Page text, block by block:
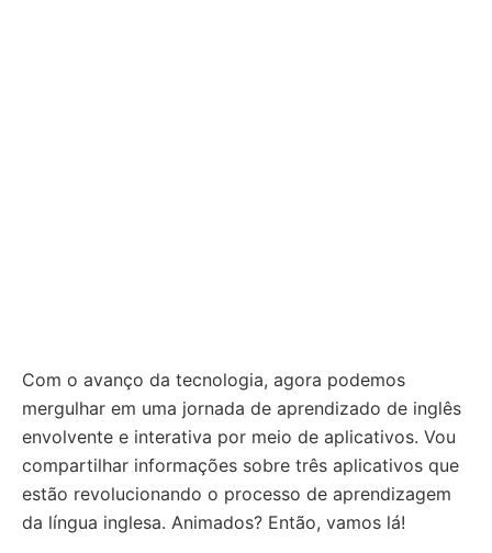
Com o avanço da tecnologia, agora podemos
mergulhar em uma jornada de aprendizado de inglês
envolvente e interativa por meio de aplicativos. Vou
compartilhar informações sobre três aplicativos que
estão revolucionando o processo de aprendizagem
da língua inglesa. Animados? Então, vamos lá!